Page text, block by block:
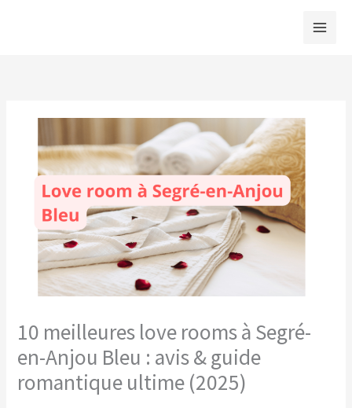
10 meilleures love rooms à Segré-
en-Anjou Bleu : avis & guide
romantique ultime (2025)